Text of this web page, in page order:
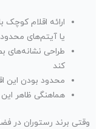
ارائه اقلام
یا آیتم‌های محدود
طراحی نشانه‌های
کند
محدود بودن این
هماهنگی ظاهر
وقتی برند رستوران در